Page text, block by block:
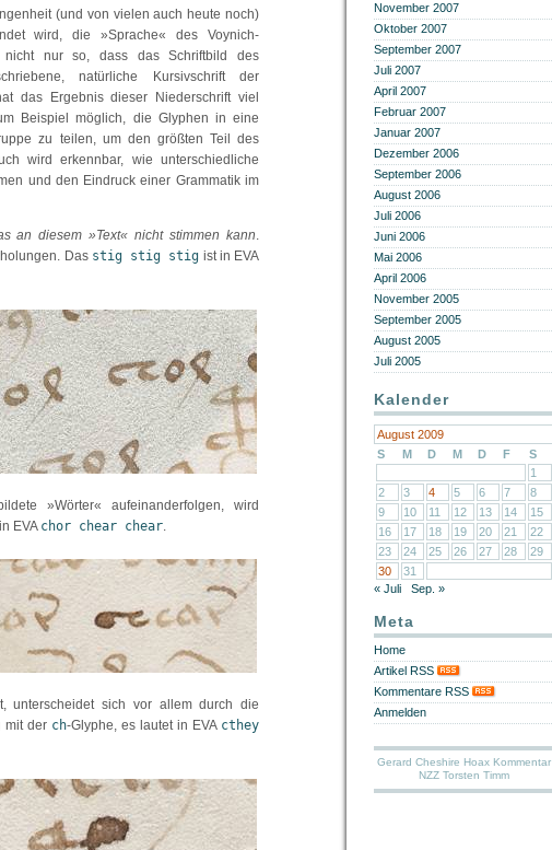
(und von vielen auch heute noch)
wird, die »Sprache« des Voynich-
nicht nur so, dass das Schriftbild des
natürliche Kursivschrift der
das Ergebnis dieser Niederschrift viel
Beispiel möglich, die Glyphen in eine
zu teilen, um den größten Teil des
wird erkennbar, wie unterschiedliche
und den Eindruck einer Grammatik im
an diesem »Text« nicht stimmen kann.
Das stig stig stig ist in EVA
»Wörter« aufeinanderfolgen, wird
EVA chor chear chear.
unterscheidet sich vor allem durch die
mit der ch-Glyphe, es lautet in EVA cthey
November 2007
Oktober 2007
September 2007
Juli 2007
April 2007
Februar 2007
Januar 2007
Dezember 2006
September 2006
August 2006
Juli 2006
Juni 2006
Mai 2006
April 2006
November 2005
September 2005
August 2005
Juli 2005
Kalender
August 2009
S
M D M D F
S
1
2
3 4 5 6 7
8
9
10 11 12 13 14
15
16
17 18 19 20 21
22
23
24 25 26 27 28
29
30
31
« Juli
Sep. »
Meta
Home
Artikel RSS
Kommentare RSS
Anmelden
Gerard Cheshire Hoax Kommentar
NZZ Torsten Timm